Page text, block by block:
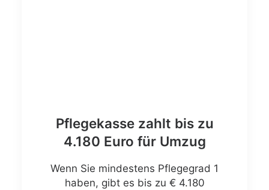
Pflegekasse zahlt bis zu
4.180 Euro für Umzug
Wenn Sie mindestens Pflegegrad 1
haben, gibt es bis zu € 4.180